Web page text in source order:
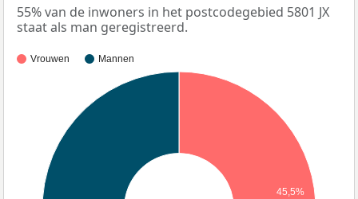
55% van de inwoners in het postcodegebied 5801 JX
staat als man geregistreerd.
Vrouwen Mannen
45,5%